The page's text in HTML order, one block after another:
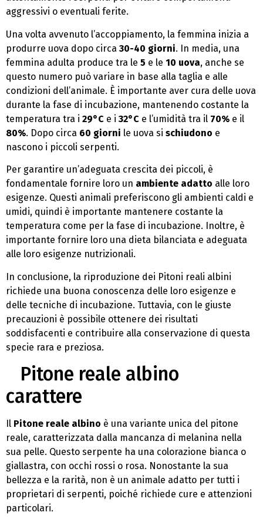
aggressivi o eventuali ferite.
Una volta avvenuto l’accoppiamento, la femmina inizia a
produrre uova dopo circa 30-40 giorni. In media, una
femmina adulta produce tra le 5 e le 10 uova, anche se
questo numero può variare in base alla taglia e alle
condizioni dell’animale. È importante aver cura delle uova
durante la fase di incubazione, mantenendo costante la
temperatura tra i 29°C e i 32°C e l’umidità tra il 70% e il
80%. Dopo circa 60 giorni le uova si schiudono e
nascono i piccoli serpenti.
Per garantire un’adeguata crescita dei piccoli, è
fondamentale fornire loro un ambiente adatto alle loro
esigenze. Questi animali preferiscono gli ambienti caldi e
umidi, quindi è importante mantenere costante la
temperatura come per la fase di incubazione. Inoltre, è
importante fornire loro una dieta bilanciata e adeguata
alle loro esigenze nutrizionali.
In conclusione, la riproduzione dei Pitoni reali albini
richiede una buona conoscenza delle loro esigenze e
delle tecniche di incubazione. Tuttavia, con le giuste
precauzioni è possibile ottenere dei risultati
soddisfacenti e contribuire alla conservazione di questa
specie rara e preziosa.
Pitone reale albino
carattere
Il Pitone reale albino è una variante unica del pitone
reale, caratterizzata dalla mancanza di melanina nella
sua pelle. Questo serpente ha una colorazione bianca o
giallastra, con occhi rossi o rosa. Nonostante la sua
bellezza e la rarità, non è un animale adatto per tutti i
proprietari di serpenti, poiché richiede cure e attenzioni
particolari.